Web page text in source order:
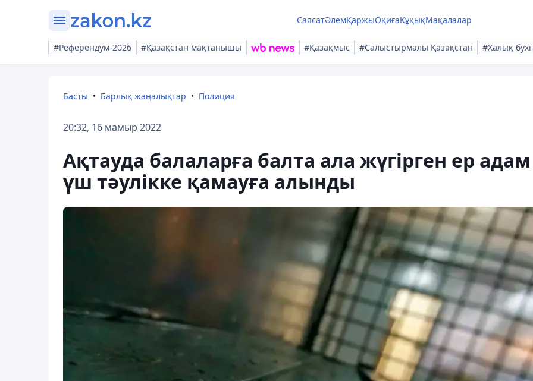
СаясатӘлемҚаржыОқиғаҚұқықМақалалар
#Референдум-2026 #Қазақстан мақтанышы #Қазақмыс #Салыстырмалы Қазақстан #Халық
Басты Барлық жаңалықтар Полиция
20:32, 16 мамыр 2022
Ақтауда балаларға балта ала жүгірген ер адам
үш тәулікке қамауға алынды